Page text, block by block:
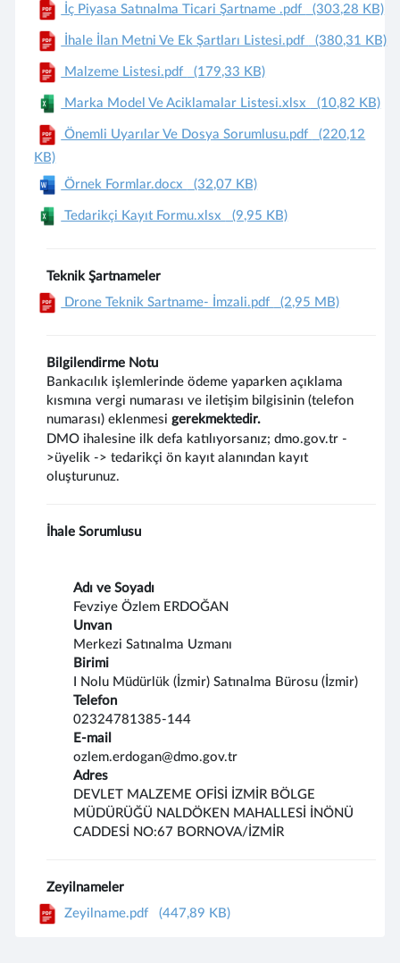
İç Piyasa Satınalma Ticari Şartname .pdf (303,28 KB)
İhale İlan Metni Ve Ek Şartları Listesi.pdf (380,31 KB)
Malzeme Listesi.pdf (179,33 KB)
Marka Model Ve Aciklamalar Listesi.xlsx (10,82 KB)
Önemli Uyarılar Ve Dosya Sorumlusu.pdf
(220,12
KB)
Örnek Formlar.docx
(32,07 KB)
Tedarikçi Kayıt Formu.xlsx (9,95 KB)
Teknik Şartnameler
Drone Teknik Sartname- İmzali.pdf
(2,95 MB)
Bilgilendirme Notu
Bankacılık işlemlerinde ödeme yaparken açıklama
kısmına vergi numarası ve iletişim bilgisinin (telefon
numarası) eklenmesigerekmektedir.
DMO ihalesine ilk defa katılıyorsanız; dmo.gov.tr -
>üyelik -> tedarikçi ön kayıt alanından kayıt
oluşturunuz.
İhale Sorumlusu
Adı ve Soyadı
Fevziye Özlem ERDOĞAN
Unvan
Merkezi Satınalma Uzmanı
Birimi
I Nolu Müdürlük (İzmir) Satınalma Bürosu (İzmir)
Telefon
02324781385-144
E-mail
ozlem.erdogan@dmo.gov.tr
Adres
DEVLET MALZEME OFİSİ İZMİR BÖLGE
MÜDÜRÜĞÜ NALDÖKEN MAHALLESİ İNÖNÜ
CADDESİ NO:67 BORNOVA/İZMİR
Zeyilnameler
Zeyilname.pdf
(447,89 KB)